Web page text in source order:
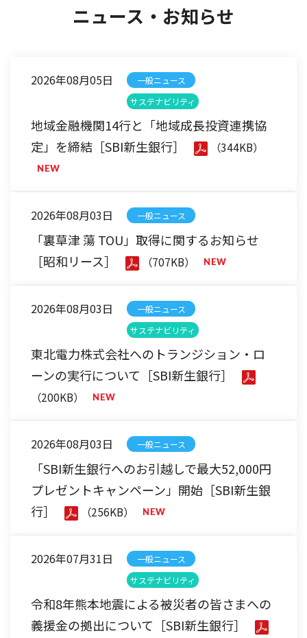
ニュース・お知らせ
2026年08月05日
一般ニュース
サステナビリティ
地域金融機関14行と「地域成長投資連携協
定」を締結［SBI新生銀行］
（344KB）
2026年08月03日 一般ニュース
「裏草津 蕩 TOU」取得に関するお知らせ
［昭和リース］
（707KB）
2026年08月03日
一般ニュース
サステナビリティ
東北電力株式会社へのトランジション・ロ
ーンの実行について［SBI新生銀行］
（200KB）
2026年08月03日 一般ニュース
「SBI新生銀行へのお引越しで最大52,000円
プレゼントキャンペーン」開始［SBI新生銀
行］
（256KB）
2026年07月31日
一般ニュース
サステナビリティ
令和8年熊本地震による被災者の皆さまへの
義援金の拠出について［SBI新生銀行］